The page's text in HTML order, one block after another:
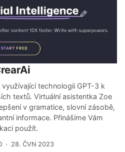
využívající technologii GPT-3 k
textů. Virtuální asistentka Zoe
v gramatice, slovní zásobě,
informace. Přinášíme Vám
použít.
28. ČVN 2023